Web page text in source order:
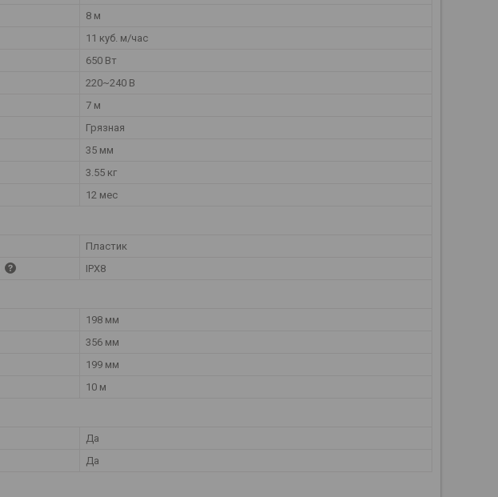
8 м
11 куб. м/час
650 Вт
220~240 В
7 м
Грязная
35 мм
3.55 кг
12 мес
Пластик
IPX8
198 мм
356 мм
199 мм
10 м
Да
Да